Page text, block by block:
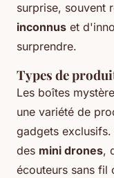
surprise, souvent
inconnus et
surprendre.
Types de
Les boîtes
une variété de
gadgets
des mini drones,
écouteurs sans fil